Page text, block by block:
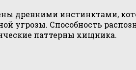
древними инстинктами,
угрозы. Способность
паттерны хищника.